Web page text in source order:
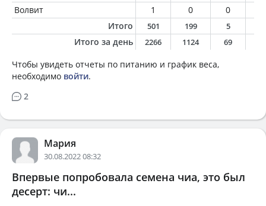
Волвит
1 0 0
Итого
501 199 5
Итого за день 2266 1124 69
Чтобы увидеть отчеты по питанию и график веса,
необходимо войти.
2
Мария
30.08.2022 08:32
Впервые попробовала семена чиа, это был
десерт: чи...